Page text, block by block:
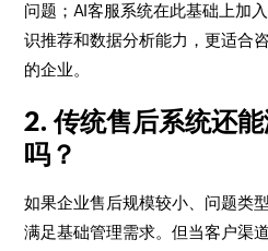
问题；AI客服系统在此基础上加
识推荐和数据分析能力，更适合
的企业。
2. 传统售后系统还
吗？
如果企业售后规模较小、问题类
满足基础管理需求。但当客户渠